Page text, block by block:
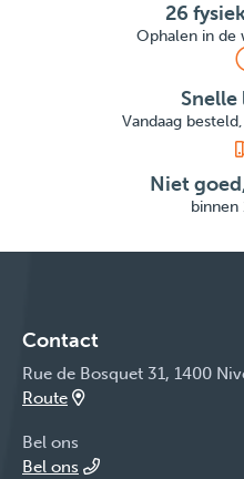
26
Ophalen in de
Snelle
Vandaag
Niet
binnen
Contact
Rue de Bosquet 31, 1400
Route
Bel ons
Bel ons